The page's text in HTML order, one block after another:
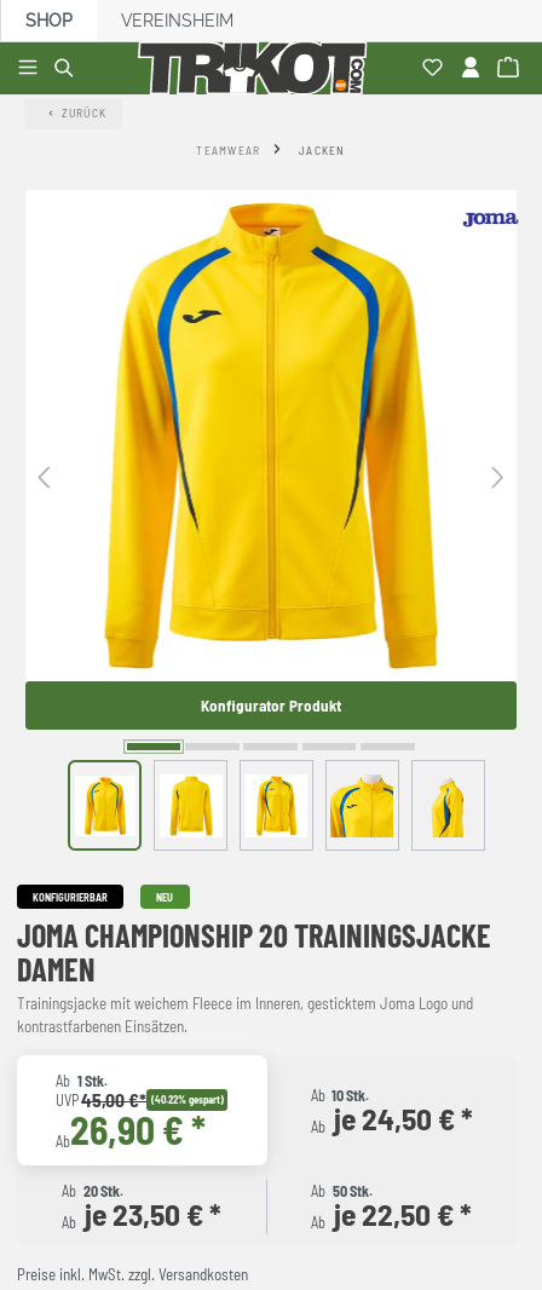
springen
SHOP VEREINSHEIM
ZURÜCK
TEAMWEAR JACKEN
Konfigurator Produkt
KONFIGURIERBAR NEU
JOMA CHAMPIONSHIP 20 TRAININGSJACKE
DAMEN
Trainingsjacke mit weichem Fleece im Inneren, gesticktem Joma Logo und
kontrastfarbenen Einsätzen.
Ab 1 Stk.
UVP45,00 €* (40.22% gespart)
Ab26,90 € *
Ab 10 Stk.
Ab je 24,50 € *
Ab 20 Stk.
Ab je 23,50 € *
Ab 50 Stk.
Ab je 22,50 € *
Preise inkl. MwSt. zzgl. Versandkosten